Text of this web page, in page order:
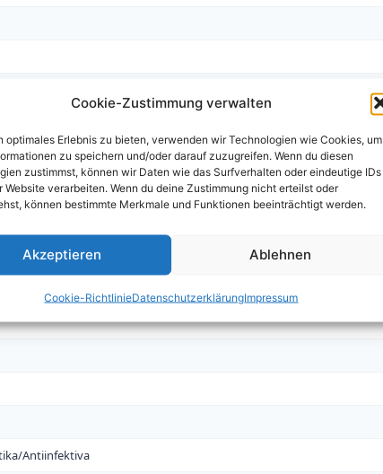
Cookie-Zustimmung verwalten
optimales Erlebnis zu bieten, verwenden wir Technologien wie Cookies, um
zu speichern und/oder darauf zuzugreifen. Wenn du diesen
zustimmst, können wir Daten wie das Surfverhalten oder eindeutige IDs
Website verarbeiten. Wenn du deine Zustimmung nicht erteilst oder
können bestimmte Merkmale und Funktionen beeinträchtigt werden.
Akzeptieren Ablehnen
Cookie-RichtlinieDatenschutzerklärungImpressum
(Spasmolytika N02AG, G04BD)
M01,Analgetika N02,Antihist.R06)
Antiinfektiva